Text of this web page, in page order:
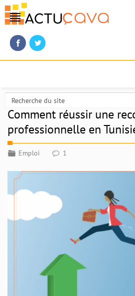
Comment réussir une
professionnelle en
Emploi 1